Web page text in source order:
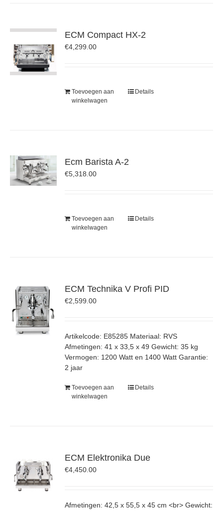
ECM Compact HX-2
€4,299.00
Toevoegen aan
winkelwagen
Details
Ecm Barista A-2
€5,318.00
Toevoegen aan
winkelwagen
Details
ECM Technika V Profi PID
€2,599.00
Artikelcode: E85285 Materiaal: RVS
Afmetingen: 41 x 33,5 x 49 Gewicht: 35 kg
Vermogen: 1200 Watt en 1400 Watt Garantie:
2 jaar
Toevoegen aan
winkelwagen
Details
ECM Elektronika Due
€4,450.00
Afmetingen: 42,5 x 55,5 x 45 cm <br> Gewicht: